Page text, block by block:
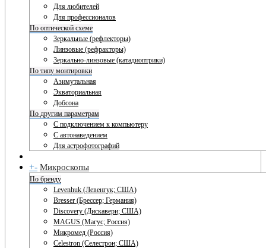
Для любителей
Для профессионалов
По оптической схеме
Зеркальные (рефлекторы)
Линзовые (рефракторы)
Зеркально-линзовые (катадиоптрики)
По типу монтировки
Азимутальная
Экваториальная
Добсона
По другим параметрам
С подключением к компьютеру
С автонаведением
Для астрофотографий
+- Микроскопы
По бренду
Levenhuk (Левенгук; США)
Bresser (Брессер; Германия)
Discovery (Дискавери; США)
MAGUS (Магус; Россия)
Микромед (Россия)
Celestron (Селестрон; США)